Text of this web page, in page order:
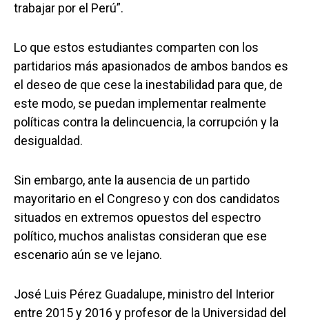
trabajar por el Perú”.
Lo que estos estudiantes comparten con los
partidarios más apasionados de ambos bandos es
el deseo de que cese la inestabilidad para que, de
este modo, se puedan implementar realmente
políticas contra la delincuencia, la corrupción y la
desigualdad.
Sin embargo, ante la ausencia de un partido
mayoritario en el Congreso y con dos candidatos
situados en extremos opuestos del espectro
político, muchos analistas consideran que ese
escenario aún se ve lejano.
José Luis Pérez Guadalupe, ministro del Interior
entre 2015 y 2016 y profesor de la Universidad del